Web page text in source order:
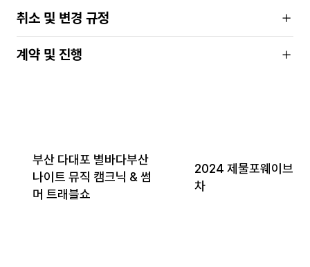
취소 및 변경 규정
계약 및 진행
부산 다대포 별바다부산
나이트 뮤직 캠크닉 & 썸
머 트래블쇼
2024 제물포웨이브_2
차